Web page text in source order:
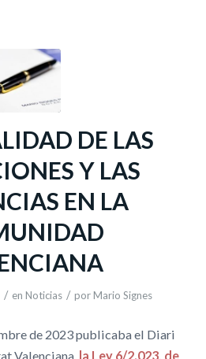
DE LAS
Y LAS
EN LA
/ en Noticias / por Mario Signes
de 2023 publicaba el Diari
Valenciana, la Ley 6/2.023, de